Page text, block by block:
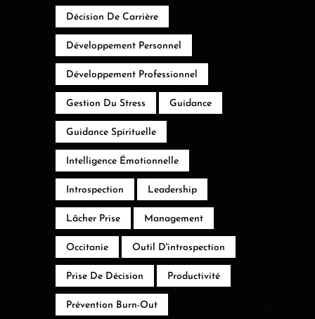
Décision De Carrière
Développement Personnel
Développement Professionnel
Gestion Du Stress Guidance
Guidance Spirituelle
Intelligence Émotionnelle
Introspection Leadership
Lâcher Prise Management
Occitanie Outil D'introspection
Prise De Décision Productivité
Prévention Burn-Out